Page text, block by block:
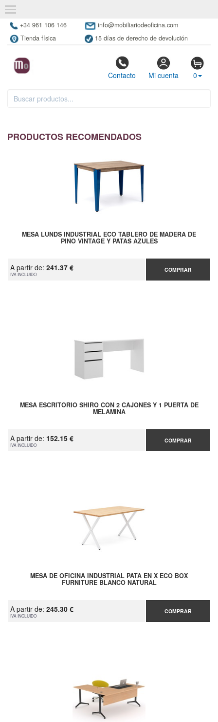
+34 961 106 146
info@mobiliariodeoficina.com
Tienda física
15 días de derecho de devolución
Contacto Mi cuenta 0
PRODUCTOS RECOMENDADOS
MESA LUNDS INDUSTRIAL ECO TABLERO DE MADERA DE
PINO VINTAGE Y PATAS AZULES
A partir de: 241.37 €
IVA INCLUIDO
COMPRAR
MESA ESCRITORIO SHIRO CON 2 CAJONES Y 1 PUERTA DE
MELAMINA
A partir de: 152.15 €
IVA INCLUIDO
COMPRAR
MESA DE OFICINA INDUSTRIAL PATA EN X ECO BOX
FURNITURE BLANCO NATURAL
A partir de: 245.30 €
IVA INCLUIDO
COMPRAR